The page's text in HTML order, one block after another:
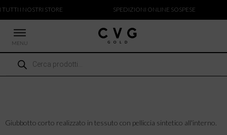
I NOSTRI STORE SPEDIZIONI ONLINE SOSPESE
MENU
Ricerca
prodotti
ARRIVI
Giubbotto corto realizzato in tessuto con pelliccia sintetico all'interno.